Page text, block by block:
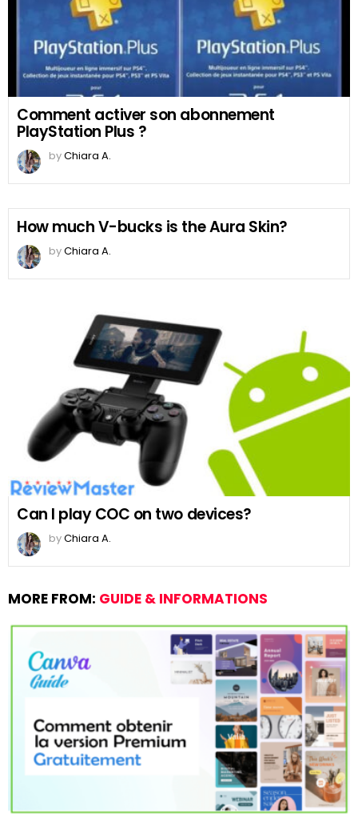
Comment activer son abonnement
PlayStation Plus ?
byChiara A.
How much V-bucks is the Aura Skin?
byChiara A.
Can I play COC on two devices?
byChiara A.
MORE FROM: GUIDE & INFORMATIONS